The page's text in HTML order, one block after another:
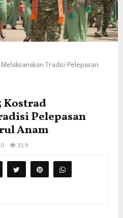
Tradisi Pelepasan
Pelepasan
Anam
0 319